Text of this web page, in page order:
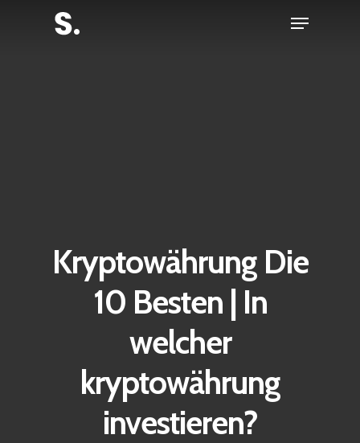
Menu
Kryptowährung Die
10 Besten | In
welcher
kryptowährung
investieren?